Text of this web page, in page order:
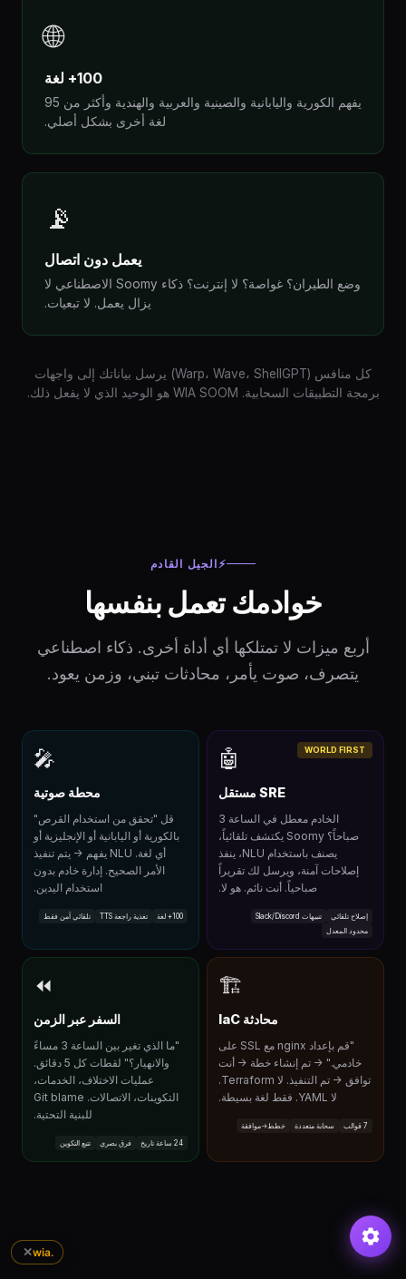
🌐
100+ لغة
يفهم الكورية واليابانية والصينية والعربية والهندية وأكثر من 95
لغة أخرى بشكل أصلي.
📡
يعمل دون اتصال
وضع الطيران؟ غواصة؟ لا إنترنت؟ ذكاء Soomy الاصطناعي لا
يزال يعمل. لا تبعيات.
كل منافس (Warp، Wave، ShellGPT) يرسل بياناتك إلى واجهات
برمجة التطبيقات السحابية. WIA SOOM هو الوحيد الذي لا يفعل ذلك.
⚡الجيل القادم
خوادمك تعمل بنفسها
أربع ميزات لا تمتلكها أي أداة أخرى. ذكاء اصطناعي
يتصرف، صوت يأمر، محادثات تبني، وزمن يعود.
WORLD FIRST
🤖
SRE مستقل
الخادم معطل في الساعة 3
صباحاً؟ Soomy يكتشف تلقائياً،
يصنف باستخدام NLU، ينفذ
إصلاحات آمنة، ويرسل لك تقريراً
صباحياً. أنت نائم. هو لا.
إصلاح تلقائي
تنبيهات Slack/Discord
محدود المعدل
🎤
محطة صوتية
قل "تحقق من استخدام القرص"
بالكورية أو اليابانية أو الإنجليزية أو
أي لغة. NLU يفهم → يتم تنفيذ
الأمر الصحيح. إدارة خادم بدون
استخدام اليدين.
100+ لغة تغذية راجعة TTS تلقائي آمن فقط
🏗
محادثة IaC
"قم بإعداد nginx مع SSL على
خادمي." → تم إنشاء خطة → أنت
توافق → تم التنفيذ. لا Terraform.
لا YAML. فقط لغة بسيطة.
7 قوالب سحابة متعددة خطط→موافقة
⏪
السفر عبر الزمن
"ما الذي تغير بين الساعة 3 مساءً
والانهيار؟" لقطات كل 5 دقائق.
عمليات الاختلاف، الخدمات،
التكوينات، الاتصالات. Git blame
للبنية التحتية.
24 ساعة تاريخ فرق بصري تتبع التكوين
.wia
✕